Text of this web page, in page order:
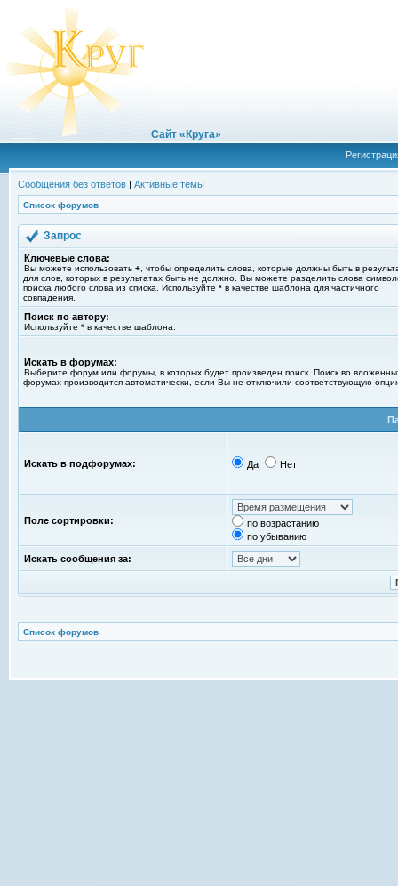
Сайт «Круга»
Сообщения без ответов | Активные темы
Список форумов
Запрос
Ключевые слова:
Вы можете использовать + , чтобы определить слова, которые должны быть в
для слов, которых в результатах быть не должно. Вы можете разделить слова
поиска любого слова из списка. Используйте * в качестве шаблона для частичного
совпадения.
Поиск по автору:
Используйте * в качестве шаблона.
Искать в форумах:
Выберите форум или форумы, в которых будет произведен поиск. Поиск во
форумах производится автоматически, если Вы не отключили соответствующую
Искать в подфорумах: Да Нет
Поле сортировки:
по возрастанию
по убыванию
Искать сообщения за:
Список форумов